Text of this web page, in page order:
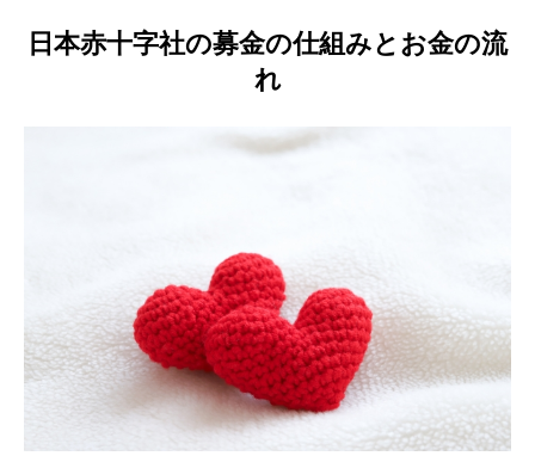
日本赤十字社の募金の仕組みとお金の流
れ